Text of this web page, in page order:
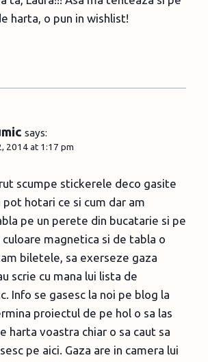
harta, o pun in wishlist!
says:
2014 at 1:17 pm
scumpe stickerele deco gasite
pot hotari ce si cum dar am
pe un perete din bucatarie si pe
culoare magnetica si de tabla o
biletele, sa exerseze gaza
scrie cu mana lui lista de
Info se gasesc la noi pe blog la
proiectul de pe hol o sa las
harta voastra chiar o sa caut sa
pe aici. Gaza are in camera lui